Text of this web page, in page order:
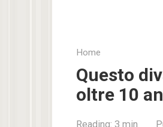
Home
Questo
oltre 10
Reading: 3 min